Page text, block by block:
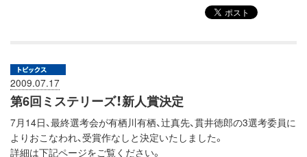
2009.07.17
第6回ミステリーズ！新人賞決定
7月14日、最終選考会が有栖川有栖、辻真先、貫井徳郎の3選考委員に
よりおこなわれ、受賞作なしと決定いたしました。
詳細は下記ページをご覧ください。